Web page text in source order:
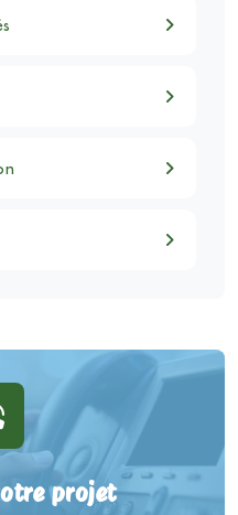
projet